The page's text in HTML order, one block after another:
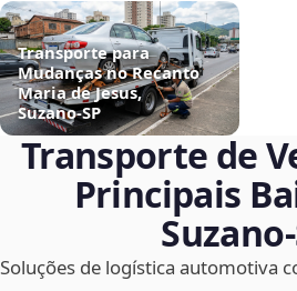
Transporte para
Mudanças no Recanto
Maria de Jesus,
Suzano‑SP
Transporte de
Principais
Soluções de logística automotiva